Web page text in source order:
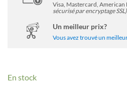
Visa, Mastercard, American
sécurisé par encryptage SSL)
Un meilleur prix?
Vous avez trouvé un
En stock